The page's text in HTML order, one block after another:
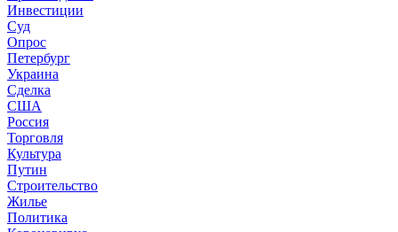
Инвестиции
Суд
Опрос
Петербург
Украина
Сделка
США
Россия
Торговля
Культура
Путин
Строительство
Жилье
Политика